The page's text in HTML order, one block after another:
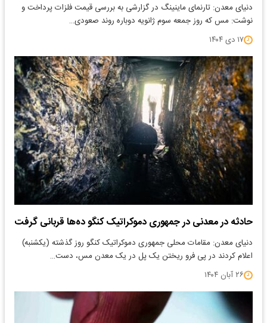
دنیای معدن: تارنمای ماینینگ در گزارشی به بررسی قیمت فلزات پرداخت و
نوشت: مس که روز جمعه سوم ژانویه دوباره روند صعودی…
۱۷ دی ۱۴۰۴
حادثه در معدنی در جمهوری دموکراتیک کنگو ده‌ها قربانی گرفت
دنیای معدن: مقامات محلی جمهوری دموکراتیک کنگو روز گذشته (یکشنبه)
اعلام کردند در پی فرو ریختن یک پل در یک معدن مس، دست…
۲۶ آبان ۱۴۰۴